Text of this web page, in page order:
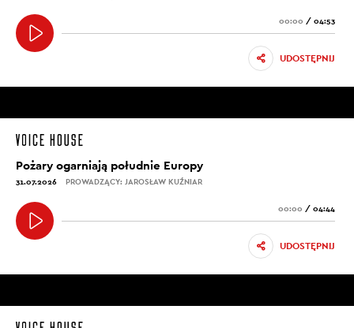
00:00 / 04:53
UDOSTĘPNIJ
Pożary ogarniają południe Europy
31.07.2026 PROWADZĄCY: JAROSŁAW KUŹNIAR
00:00 / 04:44
UDOSTĘPNIJ